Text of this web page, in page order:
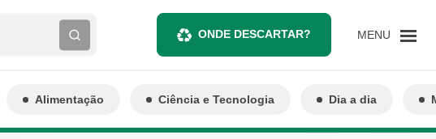
ONDE DESCARTAR? MENU
Alimentação Ciência e Tecnologia Dia a dia